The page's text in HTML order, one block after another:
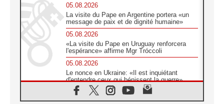
05.08.2026
La visite du Pape en Argentine portera «un
message de paix et de dignité humaine»
05.08.2026
«La visite du Pape en Uruguay renforcera
l'espérance» affirme Mgr Tróccoli
05.08.2026
Le nonce en Ukraine: «Il est inquiétant
d'entendre ceux qui bénissent la guerre»
05.08.2026
Léon XIV au Pérou, une lueur d'espoir pour